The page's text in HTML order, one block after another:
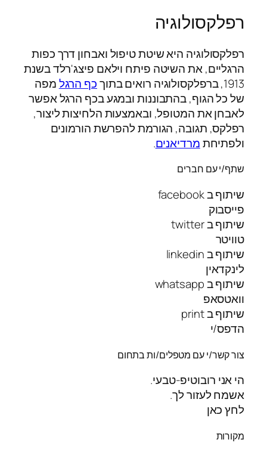
רפלקסולוגיה
רפלקסולוגיה היא שיטת טיפול ואבחון דרך כפות
הרגליים, את השיטה פיתח וילאם פיצג'רלד בשנת
1913, ברפלקסולוגיה רואים בתוך
כף הרגלמפה
של כל הגוף, בהתבוננות ובמגע בכף הרגל אפשר
לאבחן את המטופל, ובאמצעות הלחיצות ליצור,
רפלקס, תגובה, הגורמת להפרשת הורמונים
ולפתיחתמרדיאנים.
שתף/י עם חברים
שיתוף ב facebook
פייסבוק
שיתוף ב twitter
טוויטר
שיתוף ב linkedin
לינקדאין
שיתוף ב whatsapp
וואטסאפ
שיתוף ב print
הדפס/י
צור קשר/י עם מטפלים/ות בתחום
הי אני רובוטיפ-טבעי.
אשמח לעזור לך.
לחץ כאן
מקורות